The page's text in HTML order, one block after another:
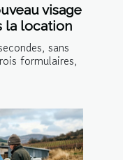
visage
la location
sans
formulaires,